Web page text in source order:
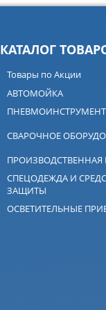
КАТАЛОГ
Товары по Акции
АВТОМОЙКА
ПНЕВМОИНСТРУМЕНТ
СВАРОЧНОЕ
ПРОИЗВОДСТВЕННАЯ
СПЕЦОДЕЖДА И
ЗАЩИТЫ
ОСВЕТИТЕЛЬНЫЕ